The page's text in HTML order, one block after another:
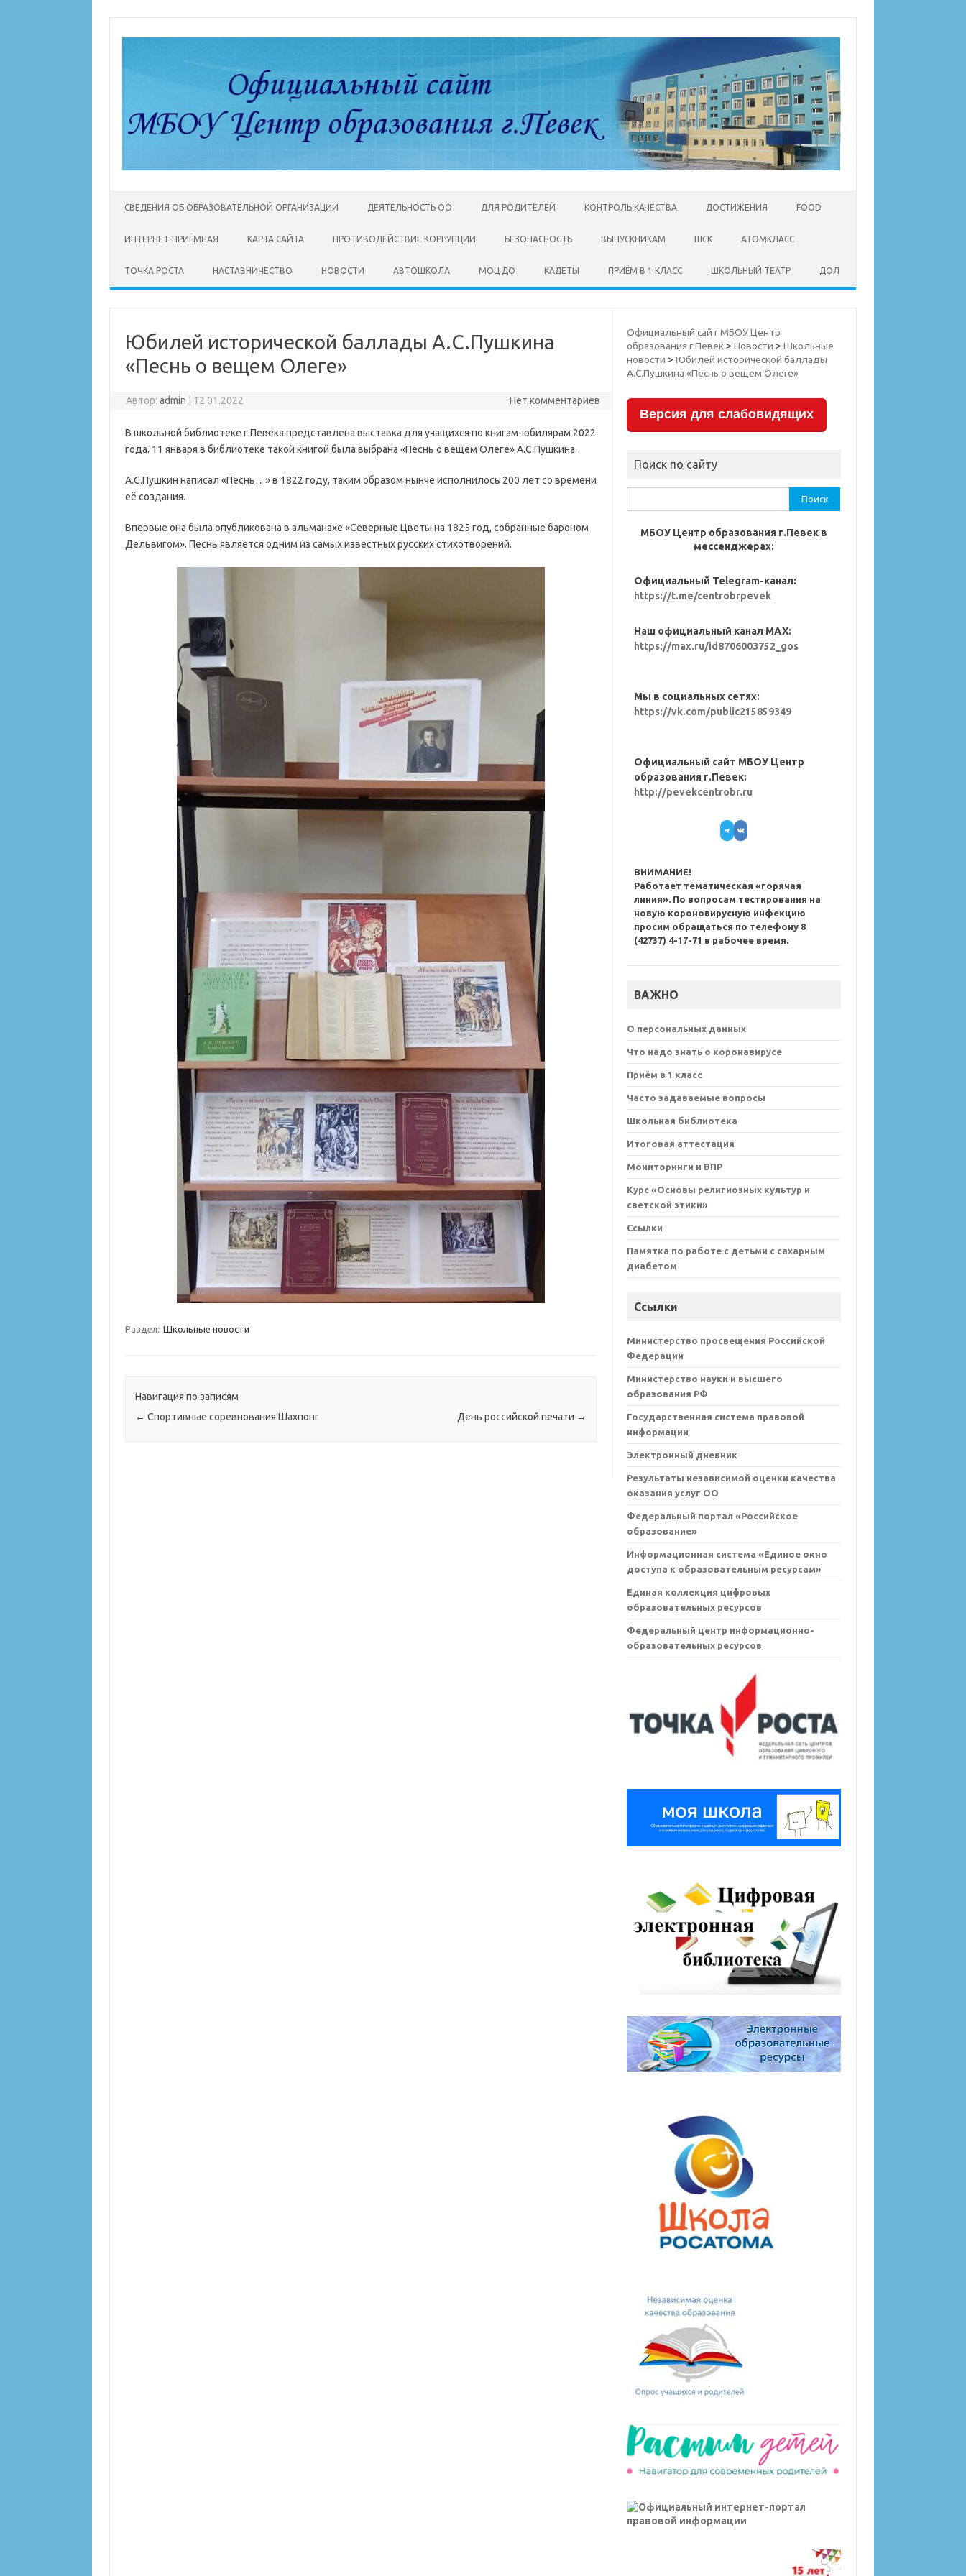
СВЕДЕНИЯ ОБ ОБРАЗОВАТЕЛЬНОЙ ОРГАНИЗАЦИИ ДЕЯТЕЛЬНОСТЬ ОО ДЛЯ РОДИТЕЛЕЙ КОНТРОЛЬ КАЧЕСТВА ДОСТИЖЕНИЯ FOOD
ИНТЕРНЕТ-ПРИЁМНАЯ КАРТА САЙТА ПРОТИВОДЕЙСТВИЕ КОРРУПЦИИ БЕЗОПАСНОСТЬ ВЫПУСКНИКАМ ШСК АТОМКЛАСС
ТОЧКА РОСТА НАСТАВНИЧЕСТВО НОВОСТИ АВТОШКОЛА МОЦ ДО КАДЕТЫ ПРИЁМ В 1 КЛАСС ШКОЛЬНЫЙ ТЕАТР ДОЛ
Юбилей исторической баллады А.С.Пушкина
«Песнь о вещем Олеге»
Автор:admin 12.01.2022 Нет комментариев
В школьной библиотеке г.Певека представлена выставка для учащихся по книгам-юбилярам 2022
года. 11 января в библиотеке такой книгой была выбрана «Песнь о вещем Олеге» А.С.Пушкина.
А.С.Пушкин написал «Песнь…» в 1822 году, таким образом нынче исполнилось 200 лет со времени
её создания.
Впервые она была опубликована в альманахе «Северные Цветы на 1825 год, собранные бароном
Дельвигом». Песнь является одним из самых известных русских стихотворений.
Раздел: Школьные новости
Навигация по записям
← Спортивные соревнования Шахпонг День российской печати →
Официальный сайт МБОУ Центр
образования г.Певек>Новости >Школьные
новости >Юбилей исторической баллады
А.С.Пушкина «Песнь о вещем Олеге»
Версия для слабовидящих
Поиск по сайту
МБОУ Центр образования г.Певек в
мессенджерах:
Официальный Telegram-канал:
https://t.me/centrobrpevek
Наш официальный канал MAX:
https://max.ru/id8706003752_gos
Мы в социальных сетях:
https://vk.com/public215859349
Официальный сайт МБОУ Центр
образования г.Певек:
http://pevekcentrobr.ru
Telegram
VK
ВНИМАНИЕ!
Работает тематическая «горячая
линия». По вопросам тестирования на
новую короновирусную инфекцию
просим обращаться по телефону 8
(42737) 4-17-71 в рабочее время.
ВАЖНО
О персональных данных
Что надо знать о коронавирусе
Приём в 1 класс
Часто задаваемые вопросы
Школьная библиотека
Итоговая аттестация
Мониторинги и ВПР
Курс «Основы религиозных культур и
светской этики»
Ссылки
Памятка по работе с детьми с сахарным
диабетом
Ссылки
Министерство просвещения Российской
Федерации
Министерство науки и высшего
образования РФ
Государственная система правовой
информации
Электронный дневник
Результаты независимой оценки качества
оказания услуг ОО
Федеральный портал «Российское
образование»
Информационная система «Единое окно
доступа к образовательным ресурсам»
Единая коллекция цифровых
образовательных ресурсов
Федеральный центр информационно-
образовательных ресурсов